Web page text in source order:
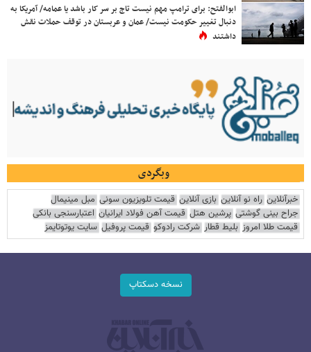
ابوالفتح: برای ترامپ مهم نیست تاج بر سر کار باشد یا عمامه/ آمریکا به
دنبال تغییر حکومت نیست/ عمان و عربستان در توقف حملات نقش
داشتند
وبگردی
خبرآنلاین راه نو آنلاین بازی آنلاین قیمت تلویزیون سونی مبل مینیمال
جراح بینی گوشتی پرشین هتل قیمت آهن فولاد ایرانیان اعتبارسنجی بانکی
قیمت طلا امروز بلیط قطار شرکت رادوکو قیمت پروفیل سایت یوتوتایمز
نسخه دسکتاپ